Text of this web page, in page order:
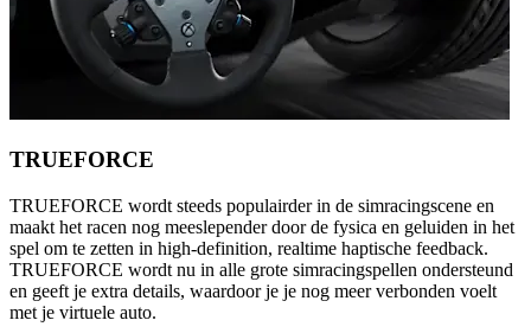
TRUEFORCE
TRUEFORCE wordt steeds populairder in de simracingscene en
maakt het racen nog meeslepender door de fysica en geluiden in het
spel om te zetten in high-definition, realtime haptische feedback.
TRUEFORCE wordt nu in alle grote simracingspellen ondersteund
en geeft je extra details, waardoor je je nog meer verbonden voelt
met je virtuele auto.